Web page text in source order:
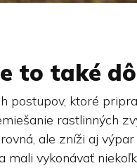
to také
postupov, ktoré
rastlinných
ale zníži aj
vykonávať